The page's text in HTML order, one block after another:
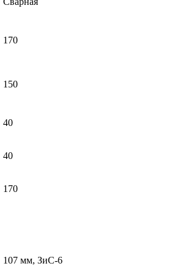
170
150
40
40
170
107 мм, ЗиС-6